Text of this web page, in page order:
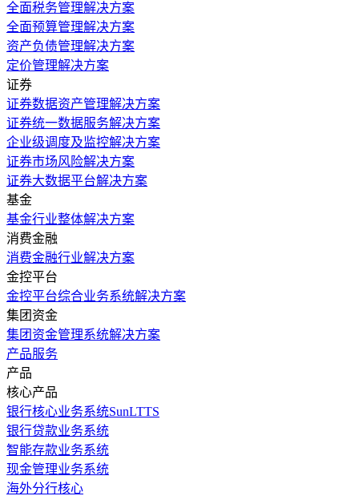
全面税务管理解决方案
全面预算管理解决方案
资产负债管理解决方案
定价管理解决方案
证券
证券数据资产管理解决方案
证券统一数据服务解决方案
企业级调度及监控解决方案
证券市场风险解决方案
证券大数据平台解决方案
基金
基金行业整体解决方案
消费金融
消费金融行业解决方案
金控平台
金控平台综合业务系统解决方案
集团资金
集团资金管理系统解决方案
产品服务
产品
核心产品
银行核心业务系统SunLTTS
银行贷款业务系统
智能存款业务系统
现金管理业务系统
海外分行核心